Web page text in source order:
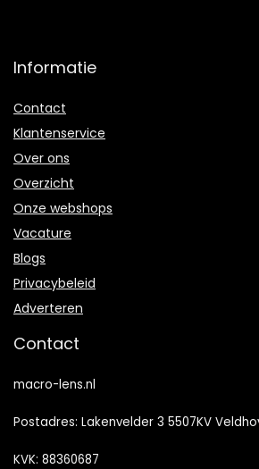
Informatie
Contact
Klantenservice
Over ons
Overzicht
Onze webshops
Vacature
Blogs
Privacybeleid
Adverteren
Contact
macro-lens.nl
Postadres: Lakenvelder 3 5507KV
KVK: 88360687